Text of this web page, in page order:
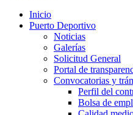
Inicio
Puerto Deportivo
Noticias
Galerías
Solicitud General
Portal de
Convocatorias y
Perfil del
Bolsa de